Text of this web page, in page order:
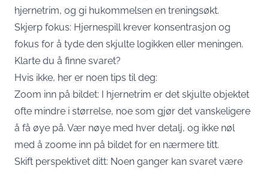
hjernetrim, og gi hukommelsen en treningsøkt.
Skjerp fokus: Hjernespill krever konsentrasjon og
fokus for å tyde den skjulte logikken eller meningen.
Klarte du å finne svaret?
Hvis ikke, her er noen tips til deg:
Zoom inn på bildet: I hjernetrim er det skjulte objektet
ofte mindre i størrelse, noe som gjør det vanskeligere
å få øye på. Vær nøye med hver detalj, og ikke nøl
med å zoome inn på bildet for en nærmere titt.
Skift perspektivet ditt: Noen ganger kan svaret være